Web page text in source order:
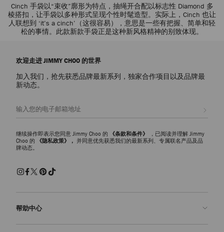
Cinch 手袋以“束收”廓形为特点，抽绳开合配以标志性 Diamond 多
棱搭扣，让手袋以多种形式呈现个性时髦造型。实际上，Cinch 也让
人联想到 ‘it’s a cinch’（这很容易），意思是一些有把握、简单和轻
松的事情。此款新款手袋正是这种新风格精神的别致体现。
欢迎走进 JIMMY CHOO 的世界
加入我们，抢先获悉品牌最新系列，独家合作项目以及品牌最
新动态。
继续操作即表示您同意 Jimmy Choo 的 《条款和条件》
，已阅读并理解 Jimmy
Choo 的
《隐私政策》， 并同意优先获悉我们的最新系列、专属联名产品及品
牌动态。
帮助中心